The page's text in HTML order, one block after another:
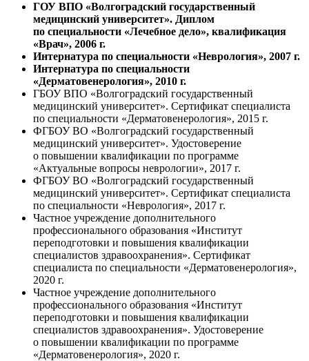
ГОУ ВПО «Волгоградский государственный
медицинский университет». Диплом
по специальности «Лечебное дело», квалификация
«Врач», 2006 г.
Интернатура по специальности «Неврология», 2007 г.
Интернатура по специальности
«Дерматовенерология», 2010 г.
ГБОУ ВПО «Волгоградский государственный
медицинский университет». Сертификат специалиста
по специальности «Дерматовенерология», 2015 г.
ФГБОУ ВО «Волгоградский государственный
медицинский университет». Удостоверение
о повышении квалификации по программе
«Актуальные вопросы неврологии», 2017 г.
ФГБОУ ВО «Волгоградский государственный
медицинский университет». Сертификат специалиста
по специальности «Неврология», 2017 г.
Частное учреждение дополнительного
профессионального образования «Институт
переподготовки и повышения квалификации
специалистов здравоохранения». Сертификат
специалиста по специальности «Дерматовенерология»,
2020 г.
Частное учреждение дополнительного
профессионального образования «Институт
переподготовки и повышения квалификации
специалистов здравоохранения». Удостоверение
о повышении квалификации по программе
«Дерматовенерология», 2020 г.